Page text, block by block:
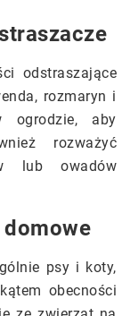
odstraszające
rozmaryn i
ogrodzie, aby
rozważyć
lub owadów
psy i koty,
obecności